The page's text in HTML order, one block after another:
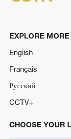
EXPLORE MORE
English
Français
Русский
CCTV+
CHOOSE YOUR